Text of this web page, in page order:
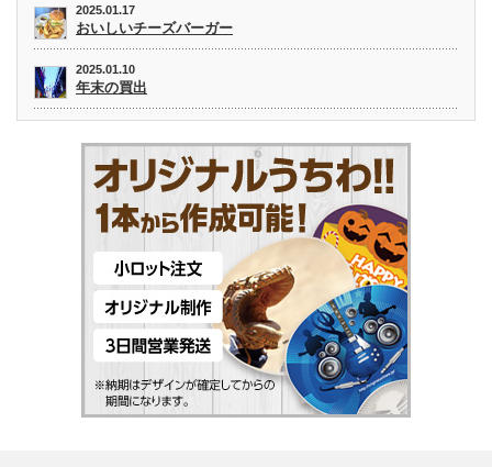
2025.01.17
おいしいチーズバーガー
2025.01.10
年末の買出